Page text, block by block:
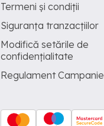
Termeni și condiții
Siguranța tranzacțiilor
Modifică setările de
confidențialitate
Regulament Campanie